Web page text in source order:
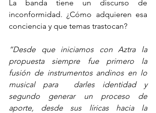
La banda tiene un discurso de
inconformidad. ¿Cómo adquieren esa
conciencia y que temas trastocan?
“Desde que iniciamos con Aztra la
propuesta siempre fue primero la
fusión de instrumentos andinos en lo
musical para  darles identidad y
segundo generar un proceso de
aporte, desde sus líricas hacia la